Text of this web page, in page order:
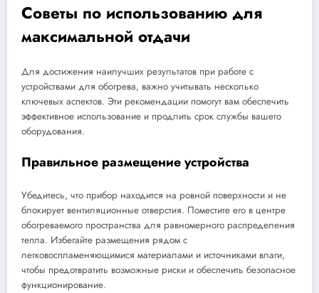
Советы по использованию для
максимальной отдачи
Для достижения наилучших результатов при работе с
устройствами для обогрева, важно учитывать несколько
ключевых аспектов. Эти рекомендации помогут вам обеспечить
эффективное использование и продлить срок службы вашего
оборудования.
Правильное размещение устройства
Убедитесь, что прибор находится на ровной поверхности и не
блокирует вентиляционные отверстия. Поместите его в центре
обогреваемого пространства для равномерного распределения
тепла. Избегайте размещения рядом с
легковоспламеняющимися материалами и источниками влаги,
чтобы предотвратить возможные риски и обеспечить безопасное
функционирование.